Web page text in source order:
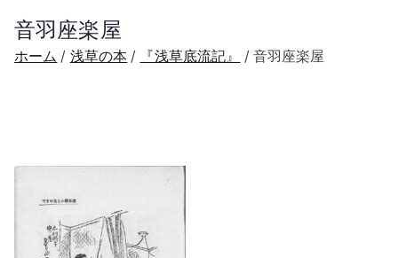
音羽座楽屋
ホーム 浅草の本 『浅草底流記』 音羽座楽屋